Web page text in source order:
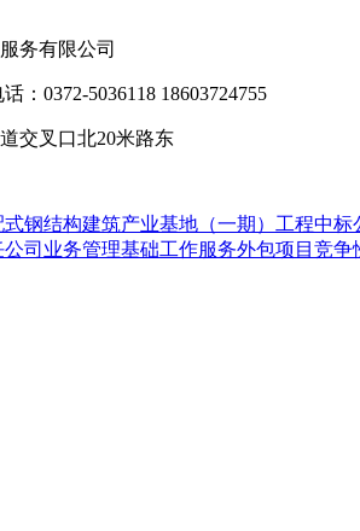
务有限公司
： 0372-5036118 18603724755
交叉口北20米路东
钢结构建筑产业基地（一期）工程中标
司业务管理基础工作服务外包项目竞争